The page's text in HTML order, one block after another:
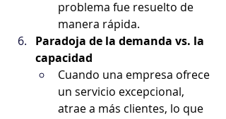
problema fue resuelto de
manera rápida.
Paradoja de la demanda vs. la
capacidad
Cuando una empresa ofrece
un servicio excepcional,
atrae a más clientes, lo que